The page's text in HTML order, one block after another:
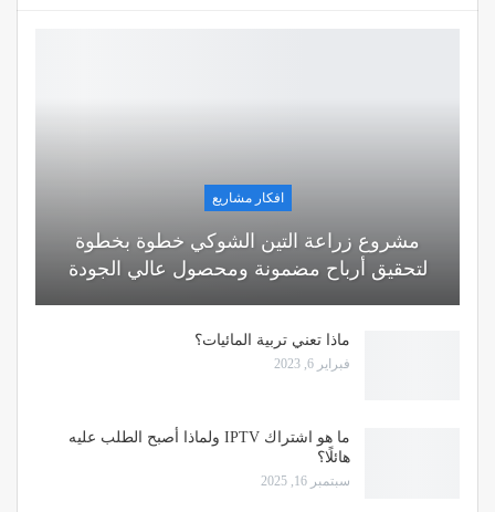
افكار مشاريع
مشروع زراعة التين الشوكي خطوة بخطوة
لتحقيق أرباح مضمونة ومحصول عالي الجودة
ماذا تعني تربية المائيات؟
فبراير 6, 2023
ما هو اشتراك IPTV ولماذا أصبح الطلب عليه
هائلًا؟
سبتمبر 16, 2025